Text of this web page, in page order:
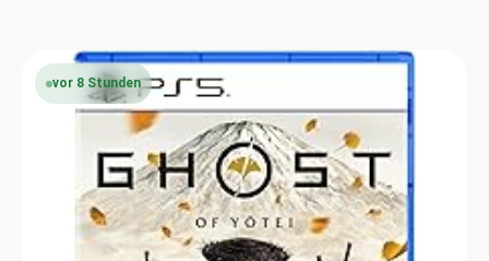
vor 8 Stunden